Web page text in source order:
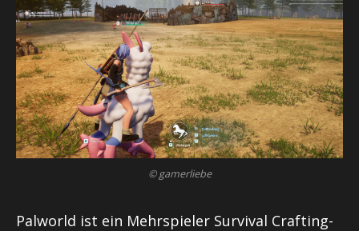
© gamerliebe
Palworld ist ein Mehrspieler Survival Crafting-